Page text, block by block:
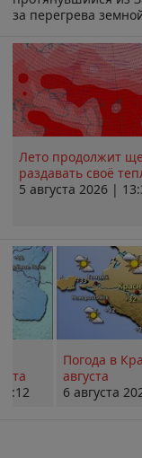
за перегрева
Лето продолжит
раздавать своё
5 августа 2026 |
Погода в
августа
6 августа